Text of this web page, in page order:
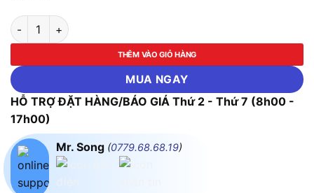
Máy cắt cỏ dùng pin Makita UR012GZ02 (Chưa kèm Pin &
THÊM VÀO GIỎ HÀNG
MUA NGAY
HỖ TRỢ ĐẶT HÀNG/BÁO GIÁ Thứ 2 - Thứ 7 (8h00 -
17h00)
Mr. Song (0779.68.68.19)